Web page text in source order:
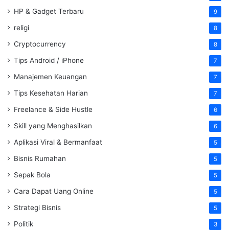
HP & Gadget Terbaru 9
religi 8
Cryptocurrency 8
Tips Android / iPhone 7
Manajemen Keuangan 7
Tips Kesehatan Harian 7
Freelance & Side Hustle 6
Skill yang Menghasilkan 6
Aplikasi Viral & Bermanfaat 5
Bisnis Rumahan 5
Sepak Bola 5
Cara Dapat Uang Online 5
Strategi Bisnis 5
Politik 3